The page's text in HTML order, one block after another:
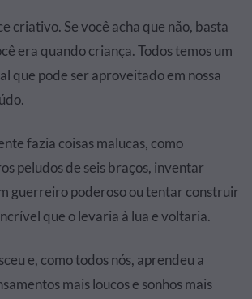
criativo. Se você acha que não, basta
era quando criança. Todos temos um
que pode ser aproveitado em nossa
fazia coisas malucas, como
peludos de seis braços, inventar
guerreiro poderoso ou tentar construir
que o levaria à lua e voltaria.
e, como todos nós, aprendeu a
mais loucos e sonhos mais